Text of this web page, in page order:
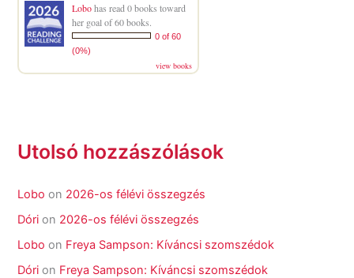
Lobohas read 0 books toward
her goal of 60 books.
0 of 60
(0%)
view books
Utolsó hozzászólások
Lobo on 2026-os félévi összegzés
Dóri on 2026-os félévi összegzés
Lobo on Freya Sampson: Kíváncsi szomszédok
Dóri on Freya Sampson: Kíváncsi szomszédok